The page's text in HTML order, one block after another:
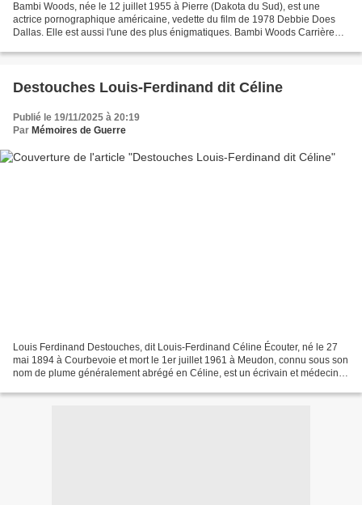
Bambi Woods, née le 12 juillet 1955 à Pierre (Dakota du Sud), est une
actrice pornographique américaine, vedette du film de 1978 Debbie Does
Dallas. Elle est aussi l'une des plus énigmatiques. Bambi Woods Carrière
Destouches Louis-Ferdinand dit Céline
Publié le 19/11/2025 à 20:19
Par Mémoires de Guerre
Louis Ferdinand Destouches, dit Louis-Ferdinand Céline Écouter, né le 27
mai 1894 à Courbevoie et mort le 1er juillet 1961 à Meudon, connu sous son
nom de plume généralement abrégé en Céline, est un écrivain et médecin